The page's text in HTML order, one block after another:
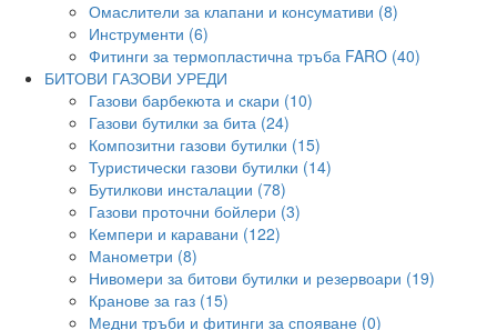
Омаслители за клапани и консумативи (8)
Инструменти (6)
Фитинги за термопластична тръба FARO (40)
БИТОВИ ГАЗОВИ УРЕДИ
Газови барбекюта и скари (10)
Газови бутилки за бита (24)
Композитни газови бутилки (15)
Туристически газови бутилки (14)
Бутилкови инсталации (78)
Газови проточни бойлери (3)
Кемпери и каравани (122)
Манометри (8)
Нивомери за битови бутилки и резервоари (19)
Кранове за газ (15)
Медни тръби и фитинги за спояване (0)